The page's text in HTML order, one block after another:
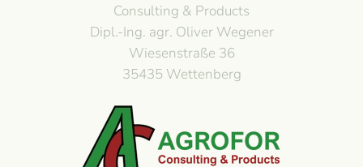
Consulting & Products
Dipl.-Ing. agr. Oliver Wegener
Wiesenstraße 36
35435 Wettenberg